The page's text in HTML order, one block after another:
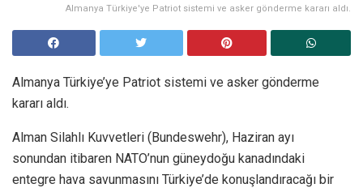
Almanya Türkiye'ye Patriot sistemi ve asker gönderme kararı aldı.
Almanya Türkiye’ye Patriot sistemi ve asker gönderme
kararı aldı.
Alman Silahlı Kuvvetleri (Bundeswehr), Haziran ayı
sonundan itibaren NATO’nun güneydoğu kanadındaki
entegre hava savunmasını Türkiye’de konuşlandıracağı bir